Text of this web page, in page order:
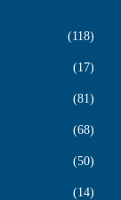
118
17
81
68
50
14